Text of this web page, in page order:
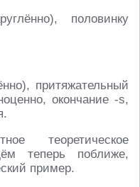
половинку
притяжательный
окончание -s,
теоретическое
теперь поближе,
пример.